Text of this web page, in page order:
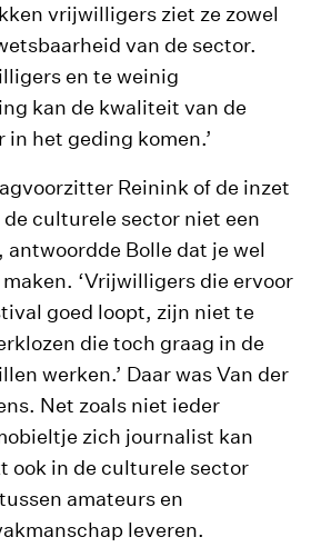
vrijwilligers ziet ze zowel
van de sector.
en te weinig
kan de kwaliteit van de
in het geding komen.’
Reinink of de inzet
culturele sector niet een
antwoordde Bolle dat je wel
‘Vrijwilligers die ervoor
goed loopt, zijn niet te
die toch graag in de
werken.’ Daar was Van der
Net zoals niet ieder
zich journalist kan
ook in de culturele sector
amateurs en
leveren.